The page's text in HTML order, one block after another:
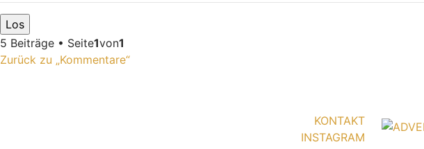
5 Beiträge • Seite1von1
Zurück zu „Kommentare“
KONTAKT
INSTAGRAM